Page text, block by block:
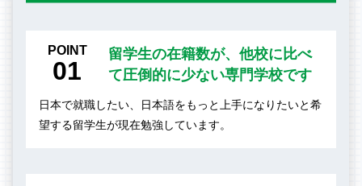
POINT
01
留学生の在籍数が、他校に比べ
て圧倒的に少ない専門学校です
日本で就職したい、日本語をもっと上手になりたいと希
望する留学生が現在勉強しています。